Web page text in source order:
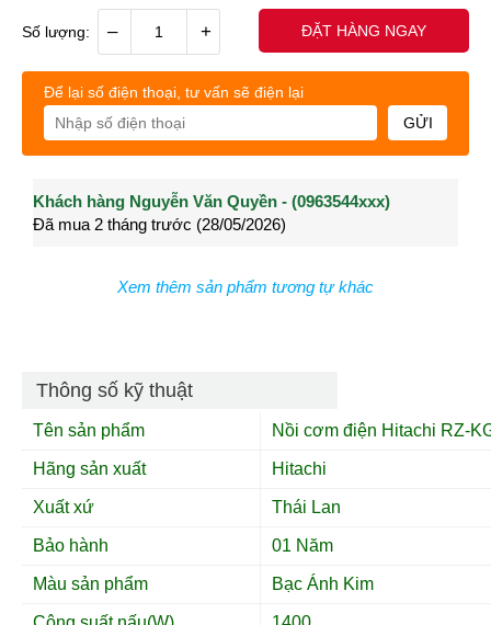
Số lượng: – + ĐẶT HÀNG NGAY
Để lại số điện thoại, tư vấn sẽ điện lại
GỬI
Khách hàng Nguyễn Văn Quyền - (0963544xxx)
Đã mua 2 tháng trước (28/05/2026)
Khách hàng Nguyễn Thành Long - (0902021xxx)
Đã mua 3 tháng trước (27/04/2026)
Xem thêm sản phẩm tương tự khác
Thông số kỹ thuật
Tên sản phẩm Nồi cơm điện Hitachi RZ-
Hãng sản xuất Hitachi
Xuất xứ Thái Lan
Bảo hành 01 Năm
Màu sản phẩm Bạc Ánh Kim